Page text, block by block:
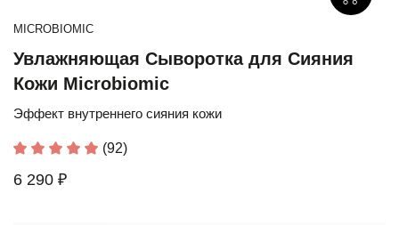
MICROBIOMIC
Увлажняющая Сыворотка для Сияния
Кожи Microbiomic
Эффект внутреннего сияния кожи
(92)
6 290 ₽